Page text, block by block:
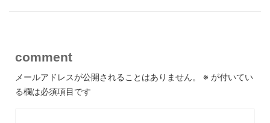
comment
メールアドレスが公開されることはありません。 ※ が付いてい
る欄は必須項目です